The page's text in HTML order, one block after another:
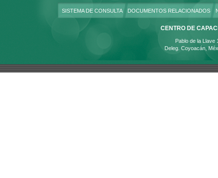
SISTEMA DE CONSULTA DOCUMENTOS RELACIONADOS
CENTRO DE
Pablo de la Llave
Deleg. Coyoacán,